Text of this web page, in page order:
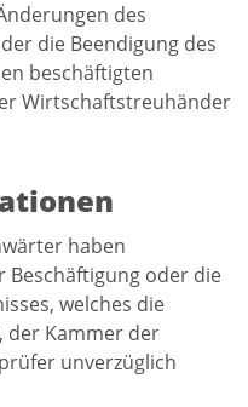
des
die Beendigung des
beschäftigten
Wirtschaftstreuhänder
haben
Beschäftigung oder die
welches die
der Kammer der
unverzüglich